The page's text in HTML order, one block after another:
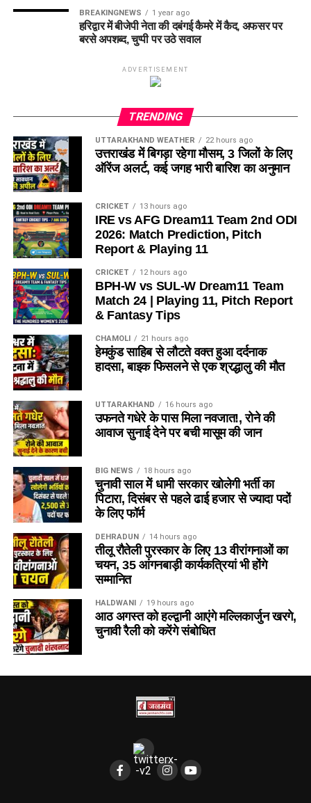
BREAKINGNEWS 1 year ago
हरिद्वार में बीजेपी नेता की दबंगई कैमरे में कैद, अफसर पर
बरसे अपशब्द, चुप्पी पर उठे सवाल
ADVERTISEMENT
TRENDING
UTTARAKHAND WEATHER 22 hours ago
उत्तराखंड में बिगड़ा रहेगा मौसम, 3 जिलों के लिए
ऑरेंज अलर्ट, कई जगह भारी बारिश का अनुमान
CRICKET 13 hours ago
IRE vs AFG Dream11 Team 2nd ODI
2026: Match Prediction, Pitch
Report & Playing 11
CRICKET 12 hours ago
BPH-W vs SUL-W Dream11 Team
Match 24 | Playing 11, Pitch Report
& Fantasy Tips
CHAMOLI 21 hours ago
हेमकुंड साहिब से लौटते वक्त हुआ दर्दनाक
हादसा, बाइक फिसलने से एक श्रद्धालु की मौत
UTTARAKHAND 16 hours ago
उफनते गधेरे के पास मिला नवजात!, रोने की
आवाज सुनाई देने पर बची मासूम की जान
BIG NEWS 18 hours ago
चुनावी साल में धामी सरकार खोलेगी भर्ती का
पिटारा, दिसंबर से पहले ढाई हजार से ज्यादा पदों
के लिए फॉर्म
DEHRADUN 14 hours ago
तीलू रौतेली पुरस्कार के लिए 13 वीरांगनाओं का
चयन, 35 आंगनबाड़ी कार्यकत्रियां भी होंगे
सम्मानित
HALDWANI 19 hours ago
आठ अगस्त को हल्द्वानी आएंगे मल्लिकार्जुन खरगे,
चुनावी रैली को करेंगे संबोधित